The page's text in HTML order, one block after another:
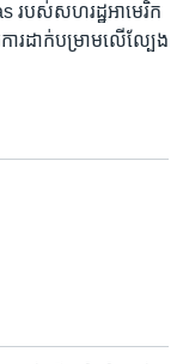
របស់​សហរដ្ឋ​អាមេរិក
ារ​ដាក់​បម្រាម​លើ​ល្បែង​